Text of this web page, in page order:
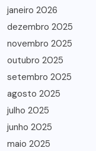
janeiro 2026
dezembro 2025
novembro 2025
outubro 2025
setembro 2025
agosto 2025
julho 2025
junho 2025
maio 2025